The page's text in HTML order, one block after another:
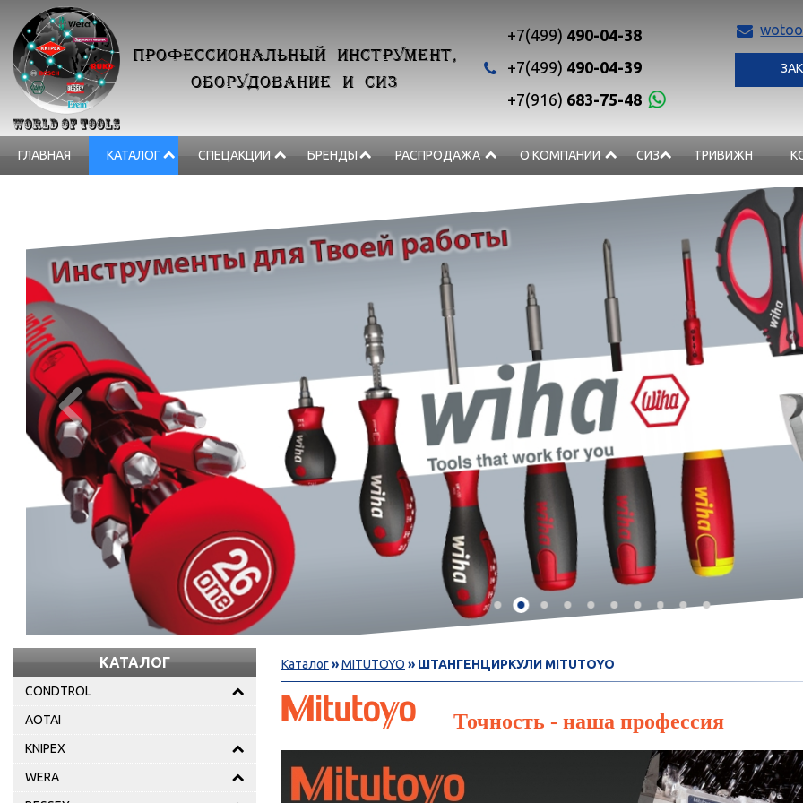
ПРОФЕССИОНАЛЬНЫЙ ИНСТРУМЕНТ,
ОБОРУДОВАНИЕ И СИЗ
+7(499) 490-04-38
+7(499) 490-04-39
+7(916) 683-75-48
ГЛАВНАЯ КАТАЛОГ СПЕЦАКЦИИ БРЕНДЫ РАСПРОДАЖА О КОМПАНИИ СИЗ ТРИВИЖН

КАТАЛОГ
CONDTROL
AOTAI
KNIPEX
WERA
Каталог»MITUTOYO » ШТАНГЕНЦИРКУЛИ MITUTOYO
Точность - наша профессия